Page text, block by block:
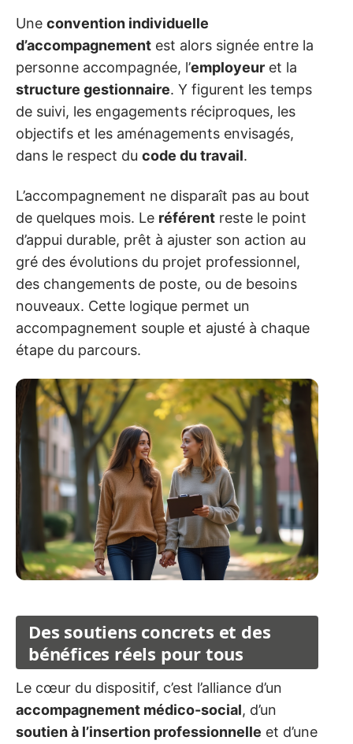
Une convention individuelle
d’accompagnement est alors signée entre la
personne accompagnée, l’employeur et la
structure gestionnaire. Y figurent les temps
de suivi, les engagements réciproques, les
objectifs et les aménagements envisagés,
dans le respect du code du travail.
L’accompagnement ne disparaît pas au bout
de quelques mois. Le référent reste le point
d’appui durable, prêt à ajuster son action au
gré des évolutions du projet professionnel,
des changements de poste, ou de besoins
nouveaux. Cette logique permet un
accompagnement souple et ajusté à chaque
étape du parcours.
Des soutiens concrets et des
bénéfices réels pour tous
Le cœur du dispositif, c’est l’alliance d’un
accompagnement médico-social, d’un
soutien à l’insertion professionnelle et d’une